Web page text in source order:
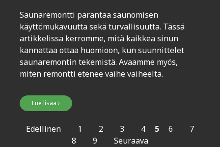
Saunaremontti parantaa saunomisen
käyttömukavuutta sekä turvallisuutta. Tässä
artikkelissa kerromme, mitä kaikkea sinun
kannattaa ottaa huomioon, kun suunnittelet
saunaremontin tekemistä. Avaamme myös,
miten remontti etenee vaihe vaiheelta.
Lue lisää ›
Edellinen 1 2 3 4 5 6
7
8
9 Seuraava